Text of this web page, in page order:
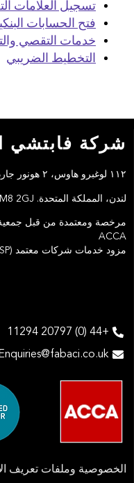
تسجيل العلامات
فتح الحسابات
خدمات التقصي
التخطيط الضريبي
شركة فابتشي
١١٢ لوغبرو هاوس، ٢ هونور جاردنز
لندن، المملكة المتحدة. RM8 2GJ
مرخصة ومعتمدة من قبل جمعية
ACCA
مزود خدمات شركات معتمد (ACSP)
+44 (0) 20797 11294
Enquiries@fabaci.co.uk
الخصوصية وملفات تعريف